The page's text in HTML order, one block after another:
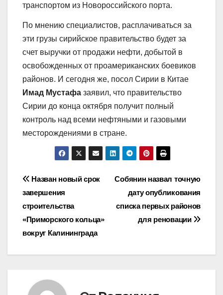
транспортом из Новороссийского порта.
По мнению специалистов, расплачиваться за
эти грузы сирийское правительство будет за
счет выручки от продажи нефти, добытой в
освобожденных от проамериканских боевиков
районов. И сегодня же, посол Сирии в Китае
Имад Мустафа заявил, что правительство
Сирии до конца октября получит полный
контроль над всеми нефтяными и газовыми
месторождениями в стране.
Навигация
по
записям
Собянин назвал точную
дату опубликования
списка первых районов
для реновации
Назван новый срок
завершения
строительства
«Приморского кольца»
вокруг Калининграда